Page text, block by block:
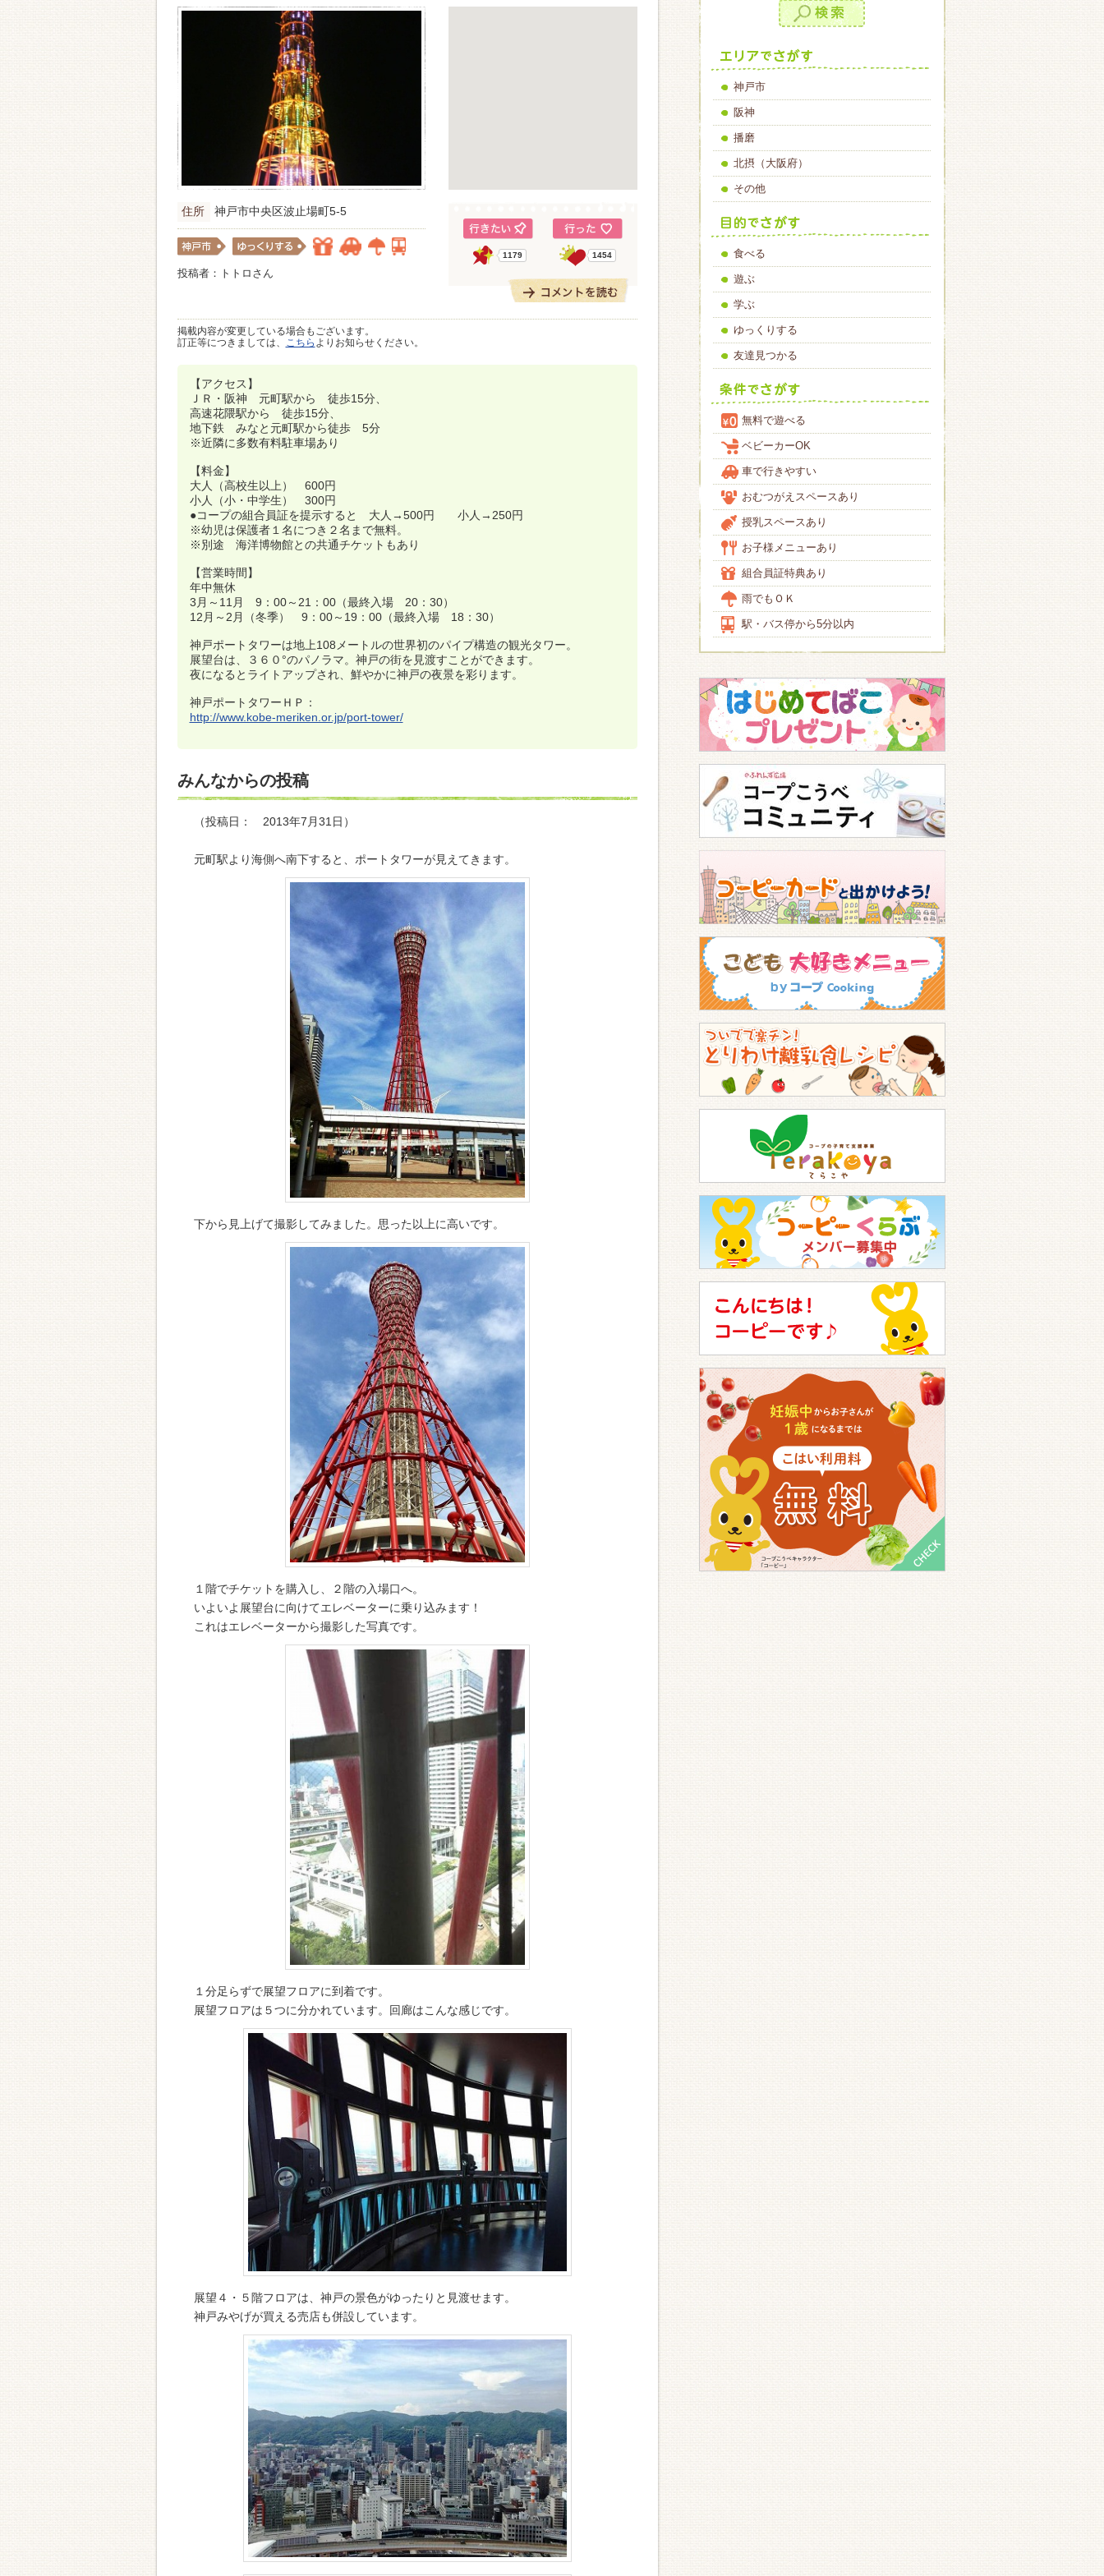
住所 神戸市中央区波止場町5-5
投稿者：トトロさん
1179 1454
掲載内容が変更している場合もございます。
訂正等につきましては、
こちら よりお知らせください。
【アクセス】
ＪＲ・阪神 元町駅から 徒歩15分、
高速花隈駅から 徒歩15分、
地下鉄 みなと元町駅から徒歩 5分
※近隣に多数有料駐車場あり
【料金】
大人（高校生以上） 600円
小人（小・中学生） 300円
●コープの組合員証を提示すると 大人→500円 小人→250円
※幼児は保護者１名につき２名まで無料。
※別途 海洋博物館との共通チケットもあり
【営業時間】
年中無休
3月～11月 9：00～21：00（最終入場 20：30）
12月～2月（冬季） 9：00～19：00（最終入場 18：30）
神戸ポートタワーは地上108メートルの世界初のパイプ構造の観光タワー。
展望台は、３６０°のパノラマ。神戸の街を見渡すことができます。
夜になるとライトアップされ、鮮やかに神戸の夜景を彩ります。
神戸ポートタワーＨＰ：
http://www.kobe-meriken.or.jp/port-tower/
みんなからの投稿
（投稿日： 2013年7月31日）
元町駅より海側へ南下すると、ポートタワーが見えてきます。
下から見上げて撮影してみました。思った以上に高いです。
１階でチケットを購入し、２階の入場口へ。
いよいよ展望台に向けてエレベーターに乗り込みます！
これはエレベーターから撮影した写真です。
１分足らずで展望フロアに到着です。
展望フロアは５つに分かれています。回廊はこんな感じです。
展望４・５階フロアは、神戸の景色がゆったりと見渡せます。
神戸みやげが買える売店も併設しています。
神戸市
阪神
播磨
北摂（大阪府）
その他
食べる
遊ぶ
学ぶ
ゆっくりする
友達見つかる
無料で遊べる
ベビーカーOK
車で行きやすい
おむつがえスペースあり
授乳スペースあり
お子様メニューあり
組合員証特典あり
雨でもＯＫ
駅・バス停から5分以内